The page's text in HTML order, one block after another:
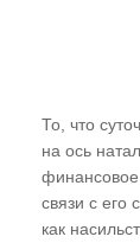
То, что
на ось
связи с его
как